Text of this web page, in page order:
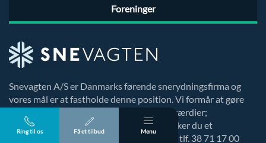
Snevagten A/S er Danmarks førende snerydningsfirma og
vores mål er at fastholde denne position. Vi formår at gøre
vores kunder tilfredse ved at følge vores værdier;
troværdighed, pålidelighed og omhu. Ønsker du et
uforpligtende tilbud, kan du ringe til os på tlf. 38 71 17 00
Foreninger
Ring til os Få et tilbud Menu